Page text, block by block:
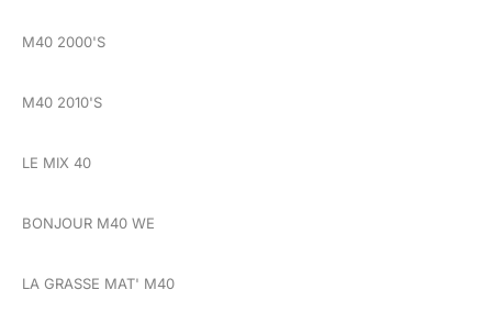
M40 2000'S
M40 2010'S
LE MIX 40
BONJOUR M40 WE
LA GRASSE MAT' M40